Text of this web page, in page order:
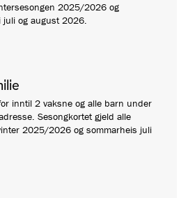
2025/2026 og
juli og august 2026.
inntil 2 vaksne og alle barn under
Sesongkortet gjeld alle
2025/2026 og sommarheis juli